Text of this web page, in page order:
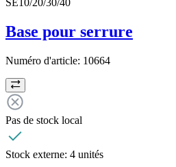
Base pour serrure
Numéro d'article: 10664
Pas de stock local
Stock externe: 4 unités